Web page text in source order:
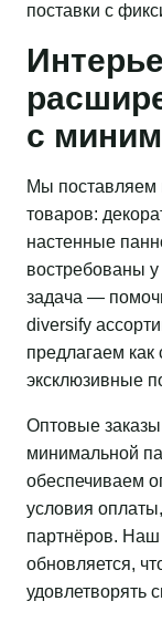
поставки с
с
Мы поставляем
товаров:
настенные
востребованы
задача —
diversify
предлагаем как
эксклюзивные
Оптовые
минимальной
обеспечиваем
условия
партнёров. Наш
обновляется,
удовлетворять